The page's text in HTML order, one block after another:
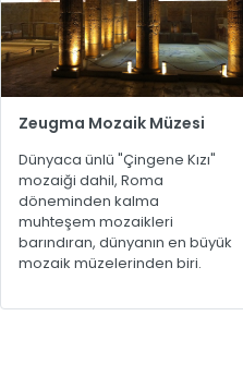
Zeugma Mozaik Müzesi
Dünyaca ünlü "Çingene Kızı"
mozaiği dahil, Roma
döneminden kalma
muhteşem mozaikleri
barındıran, dünyanın en büyük
mozaik müzelerinden biri.